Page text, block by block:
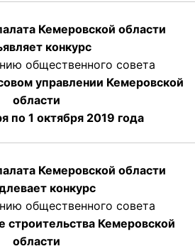
Кемеровской области
конкурс
общественного совета
управлении Кемеровской
области
по 1 октября 2019 года
Кемеровской области
конкурс
общественного совета
строительства Кемеровской
области